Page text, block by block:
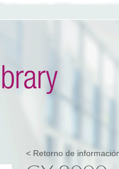
< Retorno de